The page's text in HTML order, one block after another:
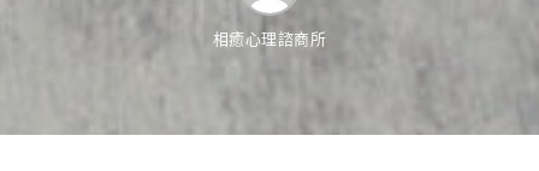
相癒心理諮商所